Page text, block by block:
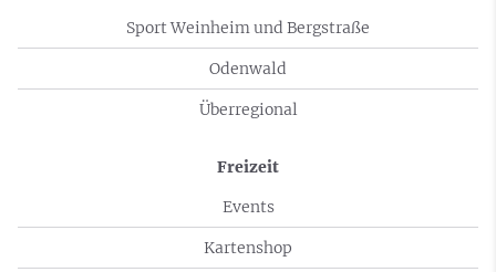
Sport Weinheim und Bergstraße
Odenwald
Überregional
Freizeit
Events
Kartenshop